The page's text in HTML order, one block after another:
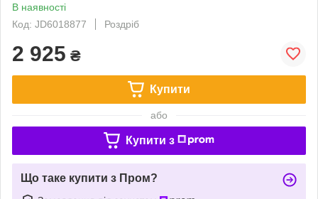
В наявності
Код: JD6018877
Роздріб
2 925 ₴
Купити
або
Купити з
Що таке купити з Пром?